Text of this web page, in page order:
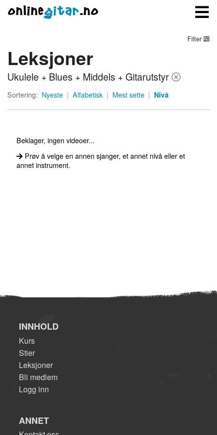
Meny
Logg inn
Filter
Leksjoner
Ukulele + Blues + Middels + Gitarutstyr
Sortering: Nyeste | Alfabetisk | Mest sette | Nivå
Beklager, ingen videoer...
Prøv å velge en annen sjanger, et annet nivå eller et
annet instrument.
INNHOLD
Kurs
Stier
Leksjoner
Bli medlem
Logg inn
ANNET